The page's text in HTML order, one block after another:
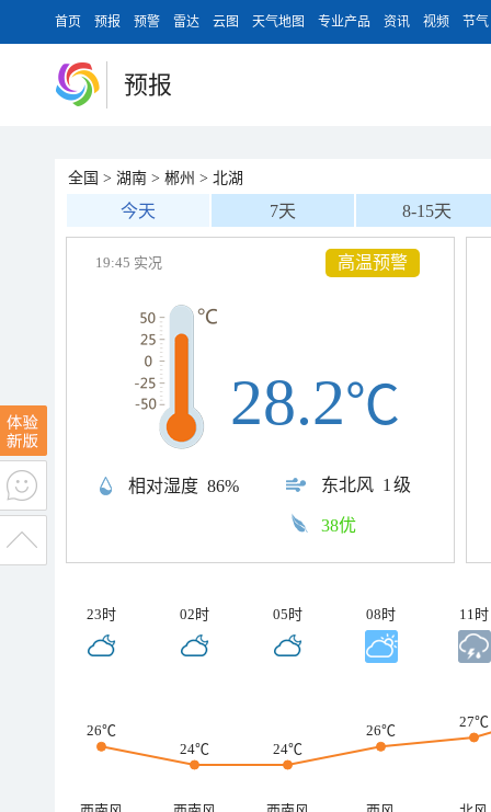
首页 预报 预警 雷达 云图 天气地图 专业产品 资讯 视频 节气
预报
全国 > 湖南 > 郴州 > 北湖
今天 7天 8-15天
19:45 实况
相对湿度 86% 东北风 1级
28.2℃
38优
高温预警
23时 02时 05时 08时 11时
26℃
24℃
24℃
26℃
27℃